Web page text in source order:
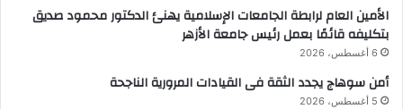
الأمين العام لرابطة الجامعات الإسلامية يهنئ الدكتور محمود صديق
بتكليفه قائمًا بعمل رئيس جامعة الأزهر
6 أغسطس، 2026
أمن سوهاج يجدد الثقة فى القيادات المرورية الناجحة
5 أغسطس، 2026